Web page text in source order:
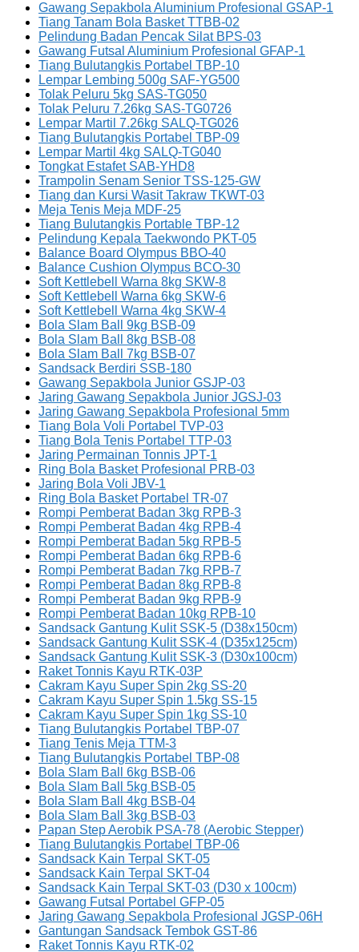
Gawang Sepakbola Aluminium Profesional GSAP-1
Tiang Tanam Bola Basket TTBB-02
Pelindung Badan Pencak Silat BPS-03
Gawang Futsal Aluminium Profesional GFAP-1
Tiang Bulutangkis Portabel TBP-10
Lempar Lembing 500g SAF-YG500
Tolak Peluru 5kg SAS-TG050
Tolak Peluru 7.26kg SAS-TG0726
Lempar Martil 7.26kg SALQ-TG026
Tiang Bulutangkis Portabel TBP-09
Lempar Martil 4kg SALQ-TG040
Tongkat Estafet SAB-YHD8
Trampolin Senam Senior TSS-125-GW
Tiang dan Kursi Wasit Takraw TKWT-03
Meja Tenis Meja MDF-25
Tiang Bulutangkis Portable TBP-12
Pelindung Kepala Taekwondo PKT-05
Balance Board Olympus BBO-40
Balance Cushion Olympus BCO-30
Soft Kettlebell Warna 8kg SKW-8
Soft Kettlebell Warna 6kg SKW-6
Soft Kettlebell Warna 4kg SKW-4
Bola Slam Ball 9kg BSB-09
Bola Slam Ball 8kg BSB-08
Bola Slam Ball 7kg BSB-07
Sandsack Berdiri SSB-180
Gawang Sepakbola Junior GSJP-03
Jaring Gawang Sepakbola Junior JGSJ-03
Jaring Gawang Sepakbola Profesional 5mm
Tiang Bola Voli Portabel TVP-03
Tiang Bola Tenis Portabel TTP-03
Jaring Permainan Tonnis JPT-1
Ring Bola Basket Profesional PRB-03
Jaring Bola Voli JBV-1
Ring Bola Basket Portabel TR-07
Rompi Pemberat Badan 3kg RPB-3
Rompi Pemberat Badan 4kg RPB-4
Rompi Pemberat Badan 5kg RPB-5
Rompi Pemberat Badan 6kg RPB-6
Rompi Pemberat Badan 7kg RPB-7
Rompi Pemberat Badan 8kg RPB-8
Rompi Pemberat Badan 9kg RPB-9
Rompi Pemberat Badan 10kg RPB-10
Sandsack Gantung Kulit SSK-5 (D38x150cm)
Sandsack Gantung Kulit SSK-4 (D35x125cm)
Sandsack Gantung Kulit SSK-3 (D30x100cm)
Raket Tonnis Kayu RTK-03P
Cakram Kayu Super Spin 2kg SS-20
Cakram Kayu Super Spin 1.5kg SS-15
Cakram Kayu Super Spin 1kg SS-10
Tiang Bulutangkis Portabel TBP-07
Tiang Tenis Meja TTM-3
Tiang Bulutangkis Portabel TBP-08
Bola Slam Ball 6kg BSB-06
Bola Slam Ball 5kg BSB-05
Bola Slam Ball 4kg BSB-04
Bola Slam Ball 3kg BSB-03
Papan Step Aerobik PSA-78 (Aerobic Stepper)
Tiang Bulutangkis Portabel TBP-06
Sandsack Kain Terpal SKT-05
Sandsack Kain Terpal SKT-04
Sandsack Kain Terpal SKT-03 (D30 x 100cm)
Gawang Futsal Portabel GFP-05
Jaring Gawang Sepakbola Profesional JGSP-06H
Gantungan Sandsack Tembok GST-86
Raket Tonnis Kayu RTK-02